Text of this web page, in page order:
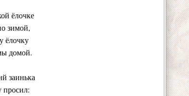
ёлочке
зимой,
ёлочку
домой.
заинька
просил: